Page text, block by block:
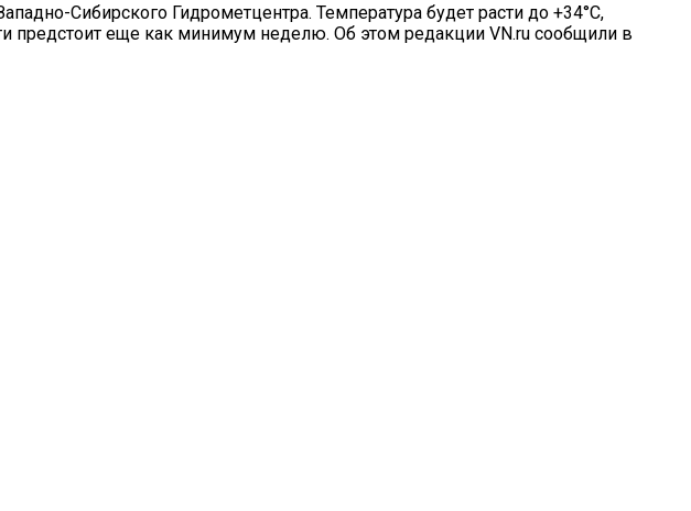
Сибирского Гидрометцентра. Температура будет расти до +34°С,
еще как минимум неделю. Об этом редакции VN.ru сообщили в